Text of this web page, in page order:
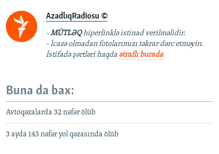
AzadlıqRadiosu ©
-MÜTLƏQhiperlinklə istinad verilməlidir.
- İcazə olmadan fotolarımızı təkrar dərc etməyin.
İstifadə şərtləri haqda ətraflı burada
Buna da bax:
Avtoqəzalarda 32 nəfər ölüb
3 ayda 143 nəfər yol qəzasında ölüb